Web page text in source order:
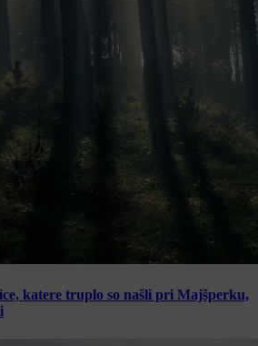
katere truplo so našli pri Majšperku,